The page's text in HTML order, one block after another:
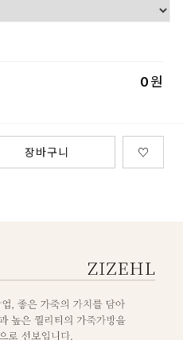
0원
장바구니 ♡